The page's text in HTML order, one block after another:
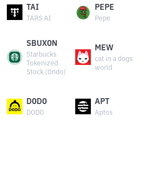
TAI
TARS AI
PEPE
Pepe
SBUXON
Starbucks
Tokenized
Stock (Ondo)
MEW
cat in a dogs
world
DODO
DODO
APT
Aptos